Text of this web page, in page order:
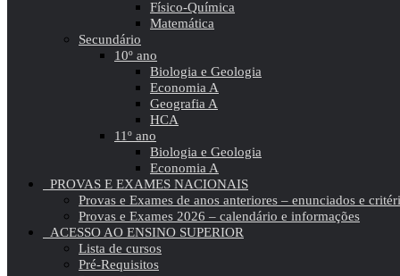
Físico-Química
Matemática
Secundário
10º ano
Biologia e Geologia
Economia A
Geografia A
HCA
11º ano
Biologia e Geologia
Economia A
PROVAS E EXAMES NACIONAIS
Provas e Exames de anos anteriores – enunciados e
Provas e Exames 2026 – calendário e informações
ACESSO AO ENSINO SUPERIOR
Lista de cursos
Pré-Requisitos